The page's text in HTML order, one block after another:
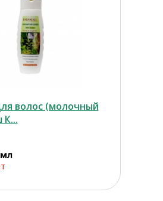
волос (молочный
К...